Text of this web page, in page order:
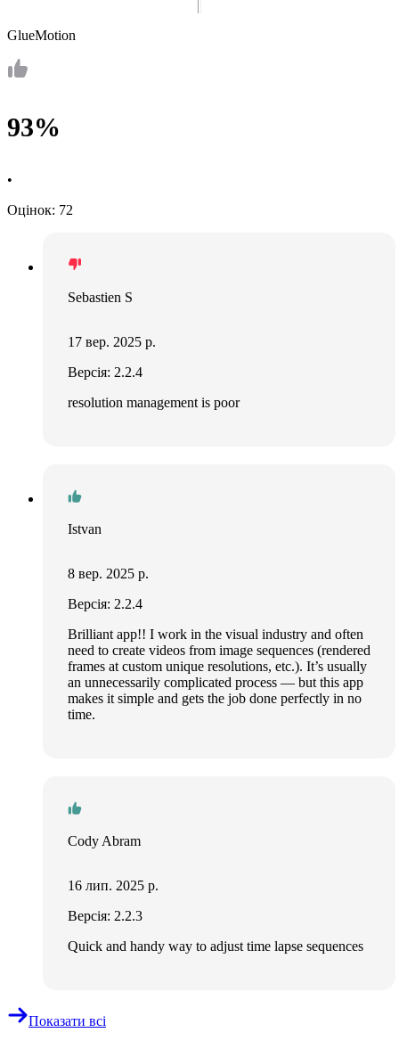
GlueMotion
93%
•
Оцінок: 72
Sebastien S
17 вер. 2025 р.
Версія: 2.2.4
resolution management is poor
Istvan
8 вер. 2025 р.
Версія: 2.2.4
Brilliant app!! I work in the visual industry and often
need to create videos from image sequences (rendered
frames at custom unique resolutions, etc.). It’s usually
an unnecessarily complicated process — but this app
makes it simple and gets the job done perfectly in no
time.
Cody Abram
16 лип. 2025 р.
Версія: 2.2.3
Quick and handy way to adjust time lapse sequences
Показати всі